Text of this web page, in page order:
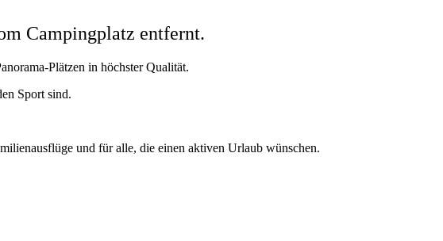
Campingplatz entfernt.
Plätzen in höchster Qualität.
Sport sind.
und für alle, die einen aktiven Urlaub wünschen.